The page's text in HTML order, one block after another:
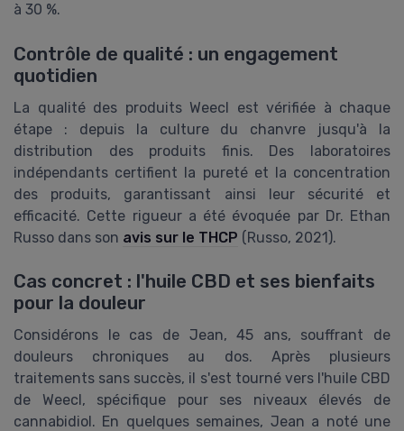
à 30 %.
Contrôle de qualité : un engagement
quotidien
La qualité des produits Weecl est vérifiée à chaque
étape : depuis la culture du chanvre jusqu'à la
distribution des produits finis. Des laboratoires
indépendants certifient la pureté et la concentration
des produits, garantissant ainsi leur sécurité et
efficacité. Cette rigueur a été évoquée par Dr. Ethan
Russo dans son avis sur le THCP (Russo, 2021).
Cas concret : l'huile CBD et ses bienfaits
pour la douleur
Considérons le cas de Jean, 45 ans, souffrant de
douleurs chroniques au dos. Après plusieurs
traitements sans succès, il s'est tourné vers l'huile CBD
de Weecl, spécifique pour ses niveaux élevés de
cannabidiol. En quelques semaines, Jean a noté une